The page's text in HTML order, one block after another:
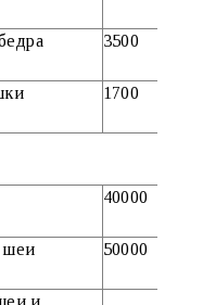
3500
1700
40000
шеи 50000
и